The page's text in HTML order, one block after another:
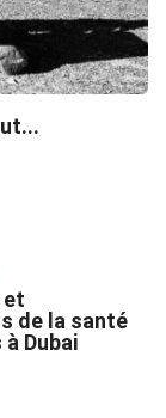
et
de la santé
Dubai